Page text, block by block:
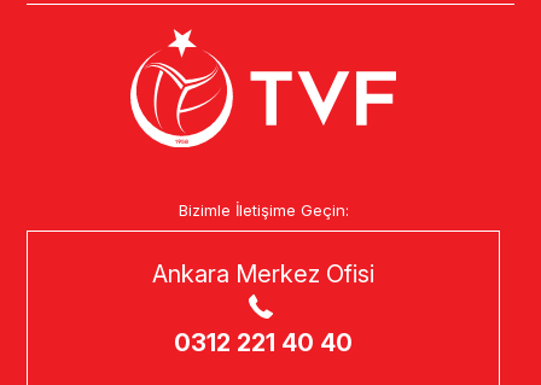
Bizimle İletişime Geçin:
Ankara Merkez Ofisi
0312 221 40 40